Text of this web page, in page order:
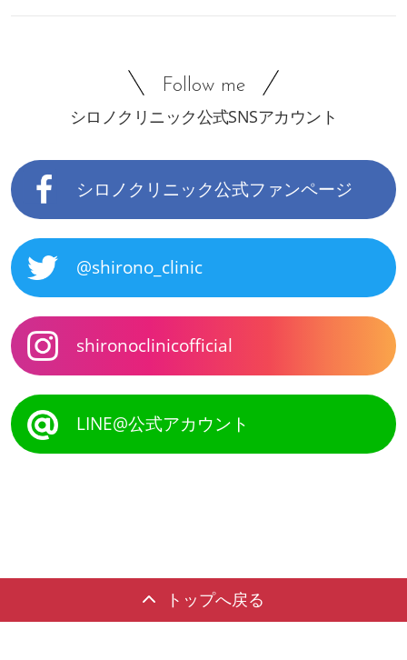
Follow me
シロノクリニック公式SNSアカウント
シロノクリニック公式ファンページ
@shirono_clinic
shironoclinicofficial
LINE@公式アカウント
トップへ戻る